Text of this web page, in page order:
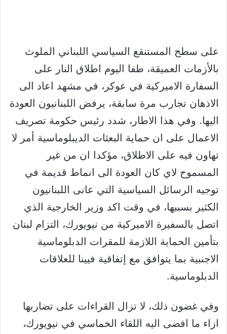
على سطح المستنقع السياسي اللبناني الملوث
بالأزمات العميقة، طفا اليوم اطلاق النار على
السفارة الاميركية في عوكر، في مشهد اعاد الى
الاذهان تجارب مرة سابقة، يرفض اللبنانيون العودة
اليها. وفي هذا الاطار، شدد رئيس حكومة تصريف
الاعمال على ان حماية البعثات الديبلوماسية أمر لا
تهاون فيه على الاطلاق، مؤكدا ان من غير
المسموح لاي كان العودة الى انماط قديمة في
توجيه الرسائل السياسية التي عانى اللبنانيون
الكثير بسببها، في وقت اكد وزير الخارجية الذي
اتصل بالسفيرة الاميركية من نيويورك، التزام لبنان
بتأمين الحماية اللازمة للمقرات الدبلوماسية
الاجنبية بما يتوافق مع إتفاقية فيينا للعلاقات
الدبلوماسية.
وفي غضون ذلك، لا تزال القراءات على تضاربها
ازاء ما افضى اليه اللقاء الخماسي في نيويورك،